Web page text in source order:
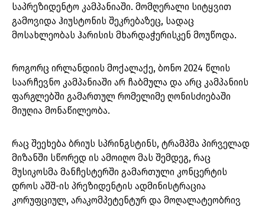
საპრეზიდენტო კამპანიაში. მომღერალი სიტყვით
გამოვიდა ჰიუსტონის შეკრებაზეც, სადაც
მოსახლეობას ჰარისის მხარდაჭერისკენ მოუწოდა.
როგორც ირლანდიის მოქალაქე, ბონო 2024 წლის
საარჩევნო კამპანიაში არ ჩაბმულა და არც კამპანიის
ფარგლებში გამართულ რომელიმე ღონისძიებაში
მიუღია მონაწილეობა.
რაც შეეხება ბრიუს სპრინგსტინს, ტრამპმა პირველად
მიზანში სწორედ ის ამოიღო მას შემდეგ, რაც
მუსიკოსმა მანჩესტერში გამართული კონცერტის
დროს აშშ-ის პრეზიდენტის ადმინისტრაცია
კორუფციულ, არაკომპეტენტურ და მოღალატეობრივ